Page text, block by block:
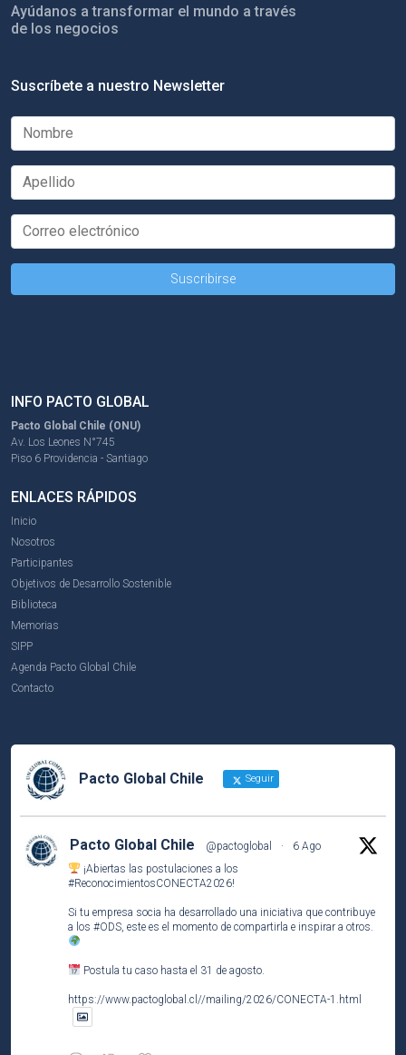
Ayúdanos a transformar el mundo a través
de los negocios
Suscríbete a nuestro Newsletter
INFO PACTO GLOBAL
Pacto Global Chile (ONU)
Av. Los Leones N°745
Piso 6 Providencia - Santiago
ENLACES RÁPIDOS
Inicio
Nosotros
Participantes
Objetivos de Desarrollo Sostenible
Biblioteca
Memorias
SIPP
Agenda Pacto Global Chile
Contacto
Pacto Global Chile Seguir
Pacto Global Chile @pactoglobal ·
6 Ago
¡Abiertas las postulaciones a los
#ReconocimientosCONECTA2026!
Si tu empresa socia ha desarrollado una iniciativa que contribuye
a los #ODS , este es el momento de compartirla e inspirar a otros.
Postula tu caso hasta el 31 de agosto.
https://www.pactoglobal.cl//mailing/2026/CONECTA-1.html